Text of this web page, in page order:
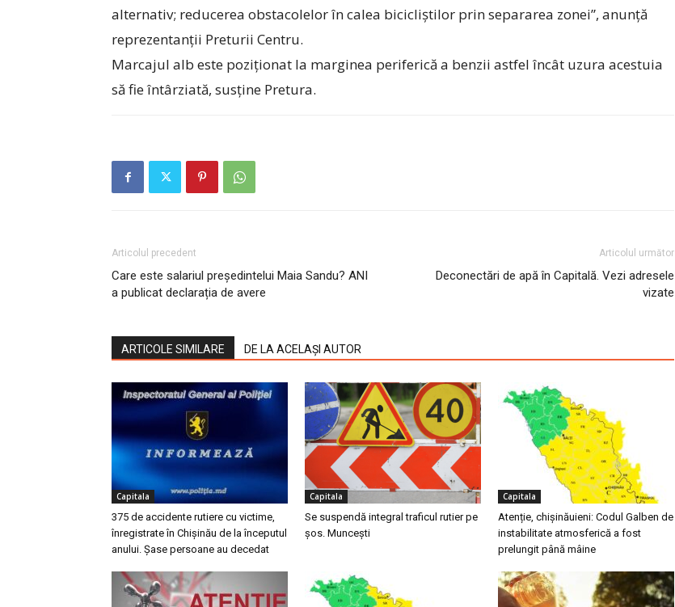
alternativ; reducerea obstacolelor în calea bicicliștilor prin separarea zonei”, anunță
reprezentanții Preturii Centru.
Marcajul alb este poziționat la marginea periferică a benzii astfel încât uzura acestuia
să fie întârziată, susține Pretura.
Articolul precedent
Care este salariul președintelui Maia Sandu? ANI
a publicat declarația de avere
Articolul următor
Deconectări de apă în Capitală. Vezi adresele
vizate
ARTICOLE SIMILARE DE LA ACELAȘI AUTOR
Capitala
375 de accidente rutiere cu victime,
înregistrate în Chișinău de la începutul
anului. Șase persoane au decedat
Capitala
Se suspendă integral traficul rutier pe
șos. Muncești
Capitala
Atenție, chișinăuieni: Codul Galben de
instabilitate atmosferică a fost
prelungit până mâine